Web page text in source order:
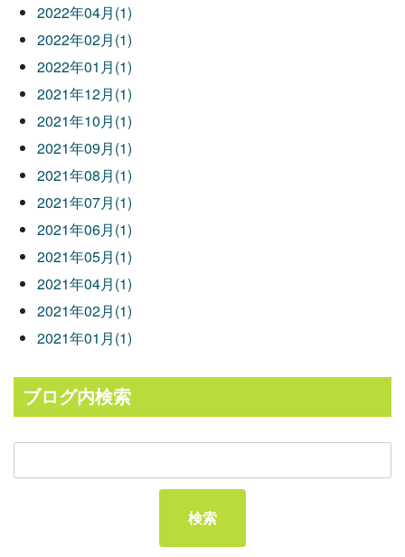
2022年04月(1)
2022年02月(1)
2022年01月(1)
2021年12月(1)
2021年10月(1)
2021年09月(1)
2021年08月(1)
2021年07月(1)
2021年06月(1)
2021年05月(1)
2021年04月(1)
2021年02月(1)
2021年01月(1)
ブログ内検索